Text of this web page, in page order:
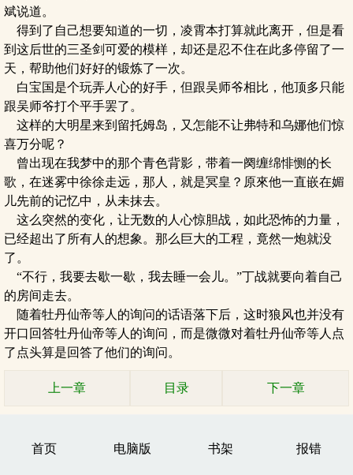
斌说道。
得到了自己想要知道的一切，凌霄本打算就此离开，但是看
到这后世的三圣剑可爱的模样，却还是忍不住在此多停留了一
天，帮助他们好好的锻炼了一次。
白宝国是个玩弄人心的好手，但跟吴师爷相比，他顶多只能
跟吴师爷打个平手罢了。
这样的大明星来到留托姆岛，又怎能不让弗特和乌娜他们惊
喜万分呢？
曾出现在我梦中的那个青色背影，带着一阕缠绵悱恻的长
歌，在迷雾中徐徐走远，那人，就是冥皇？原來他一直嵌在媚
儿先前的记忆中，从未抹去。
这么突然的变化，让无数的人心惊胆战，如此恐怖的力量，
已经超出了所有人的想象。那么巨大的工程，竟然一炮就没
了。
“不行，我要去歇一歇，我去睡一会儿。”丁战就要向着自己
的房间走去。
随着牡丹仙帝等人的询问的话语落下后，这时狼风也并没有
开口回答牡丹仙帝等人的询问，而是微微对着牡丹仙帝等人点
了点头算是回答了他们的询问。
上一章 目录 下一章
首页 电脑版 书架 报错